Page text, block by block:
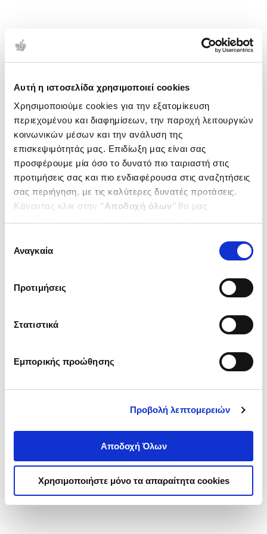
Αυτή η ιστοσελίδα χρησιμοποιεί cookies
Χρησιμοποιούμε cookies για την εξατομίκευση
περιεχομένου και διαφημίσεων, την παροχή λειτουργιών
κοινωνικών μέσων και την ανάλυση της
επισκεψιμότητάς μας. Επιδίωξη μας είναι σας
προσφέρουμε μία όσο το δυνατό πιο ταιριαστή στις
προτιμήσεις σας και πιο ενδιαφέρουσα στις αναζητήσεις
σας περιήγηση, με τις καλύτερες δυνατές προτάσεις.
Κάνοντας κλικ στην ‘’Αποδοχή όλων’’ θα μας
ενδιαφέρουν και να επιλέξετε από τα παρακάτω με την
΄΄και να ενημερωθείτε σχετικά με
συγκατάθεσης
Αναγκαία
Προτιμήσεις
Στατιστικά
Εμπορικής προώθησης
Προβολή λεπτομερειών
Αποδοχή Όλων
Χρησιμοποιήστε μόνο τα απαραίτητα cookies